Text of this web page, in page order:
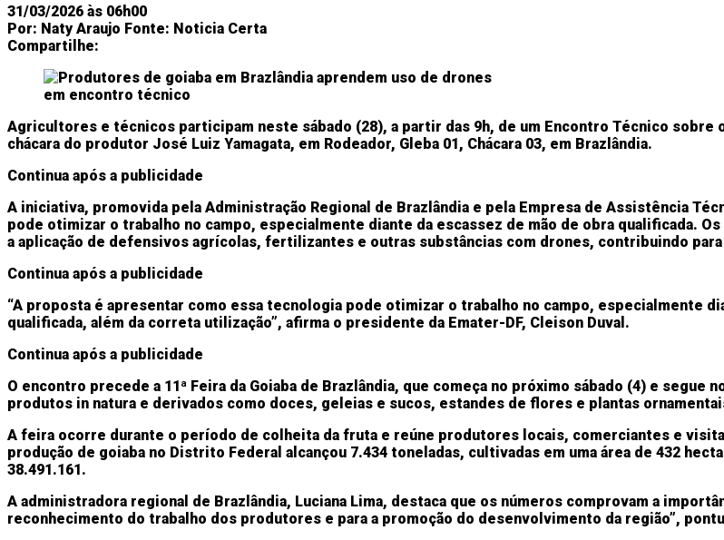
31/03/2026 às 06h00
Por: Naty Araujo Fonte: Noticia Certa
Compartilhe:
Agricultores e técnicos participam neste sábado (28), a partir das 9h, de um Encontro Técnico sobre
chácara do produtor José Luiz Yamagata, em Rodeador, Gleba 01, Chácara 03, em Brazlândia.
Continua após a publicidade
A iniciativa, promovida pela Administração Regional de Brazlândia e pela Empresa de Assistência
pode otimizar o trabalho no campo, especialmente diante da escassez de mão de obra qualificada.
a aplicação de defensivos agrícolas, fertilizantes e outras substâncias com drones, contribuindo
Continua após a publicidade
“A proposta é apresentar como essa tecnologia pode otimizar o trabalho no campo, especialmente
qualificada, além da correta utilização”, afirma o presidente da Emater-DF, Cleison Duval.
Continua após a publicidade
O encontro precede a 11ª Feira da Goiaba de Brazlândia, que começa no próximo sábado (4) e segue
produtos in natura e derivados como doces, geleias e sucos, estandes de flores e plantas
A feira ocorre durante o período de colheita da fruta e reúne produtores locais, comerciantes e
produção de goiaba no Distrito Federal alcançou 7.434 toneladas, cultivadas em uma área de 432
38.491.161.
A administradora regional de Brazlândia, Luciana Lima, destaca que os números comprovam a
reconhecimento do trabalho dos produtores e para a promoção do desenvolvimento da região”,